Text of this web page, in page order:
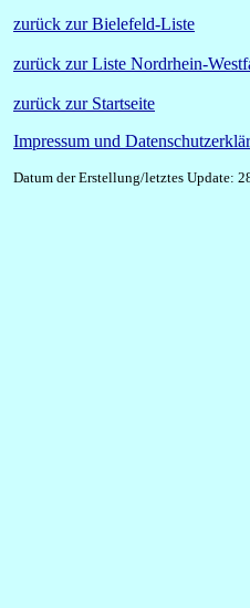
zurück zur Bielefeld-Liste
zurück zur Liste Nordrhein-
zurück zur Startseite
Impressum und
Datum der Erstellung/letztes Update: